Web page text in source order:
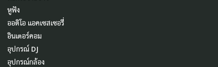
หูฟัง
ออดิโอ แอคเซสเซอรี่
อินเตอร์คอม
อุปกรณ์ DJ
อุปกรณ์กล้อง